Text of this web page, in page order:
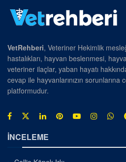
VetRehberi, Veteriner Hekimlik
hastalıkları, hayvan beslenmesi,
veteriner ilaçlar, yaban hayatı
cevap ile hayvanlarınızın sorunlarına
platformudur.
İNCELEME